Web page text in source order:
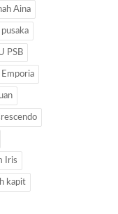
Aina
PSB
Emporia
Iris
kapit